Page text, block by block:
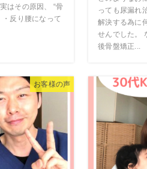
はその原因、 “骨
・反り腰になって
っても尿漏れ
解決する為に
せんでした。
後骨盤矯正...
お客様の声